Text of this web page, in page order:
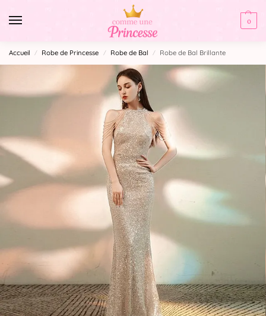
0
Accueil / Robe de Princesse / Robe de Bal / Robe de Bal Brillante